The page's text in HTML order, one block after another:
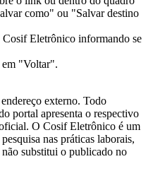
como" ou "Salvar destino
Eletrônico informando se
em "Voltar".
externo. Todo
portal apresenta o respectivo
O Cosif Eletrônico é um
nas práticas laborais,
substitui o publicado no